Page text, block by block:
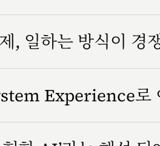
, 일하는 방식이 경
Experience로